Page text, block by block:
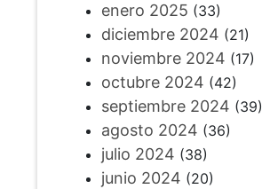
enero 2025 (33)
diciembre 2024 (21)
noviembre 2024 (17)
octubre 2024 (42)
septiembre 2024 (39)
agosto 2024 (36)
julio 2024 (38)
junio 2024 (20)